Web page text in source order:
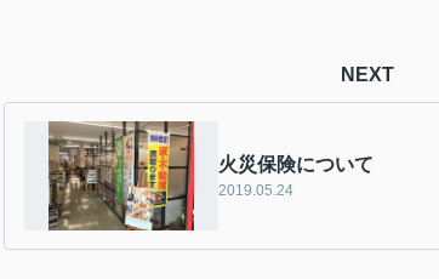
NEXT
火災保険について
2019.05.24